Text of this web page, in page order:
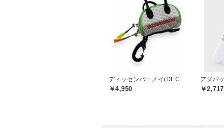
￥4,950
アダバ
￥2,717